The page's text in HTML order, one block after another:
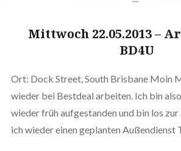
Mittwoch 22.05.2013 –
BD4U
Ort: Dock Street, South Brisbane Moin
wieder bei Bestdeal arbeiten. Ich bin also
wieder früh aufgestanden und bin los
ich wieder einen geplanten Außendienst